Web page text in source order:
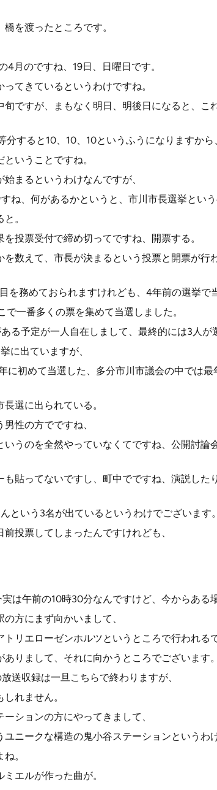
を渡ったところです。
月のですね、19日、日曜日です。
てきているというわけですね。
ですが、まもなく明日、明後日になると、こ
すると10、10、10というふうになりますから
いうことですね。
まるというわけなんですが、
ね、何があるかというと、市川市長選挙という
。
投票受付で締め切ってですね、開票する。
数えて、市長が決まるという投票と開票が行
を務めておられますけれども、4年前の選挙で
一番多くの票を集めて当選しました。
る予定が一人自在しまして、最終的には3人が
に出ていますが、
に初めて当選した、多分市川市議会の中では最
選に出られている。
性の方でですね、
うのを全然やっていなくてですね、公開討論
貼ってないですし、町中でですね、演説した
という3名が出ているというわけでございます。
投票してしまったんですけれども、
は午前の10時30分なんですけど、今からある
方にまず向かいまして、
リエローゼンホルツというところで行われる
りまして、それに向かうところでございます。
送収録は一旦こちらで終わりますが、
れません。
ションの方にやってきまして、
ニークな構造の鬼小谷ステーションというわ
。
エルが作った曲が。